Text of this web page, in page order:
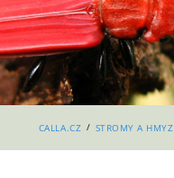
CALLA.CZ / STROMY A HMYZ